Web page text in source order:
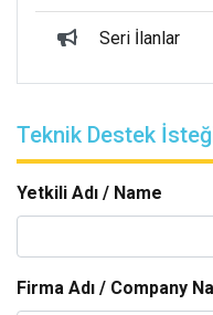
Seri İlanlar
Teknik Destek
Yetkili Adı / Name
Firma Adı / Company